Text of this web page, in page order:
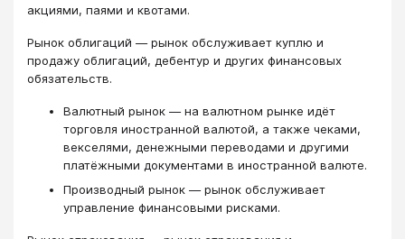
акциями, паями и квотами.
Рынок облигаций — рынок обслуживает куплю и
продажу облигаций, дебентур и других финансовых
обязательств.
Валютный рынок — на валютном рынке идёт
торговля иностранной валютой, а также чеками,
векселями, денежными переводами и другими
платёжными документами в иностранной валюте.
Производный рынок — рынок обслуживает
управление финансовыми рисками.